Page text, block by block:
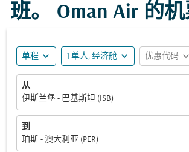
班。 Oman Air 的
单程 expand_more 1 单人, 经济舱 expand_more 优惠代码 expand_more
从
伊斯兰堡 - 巴基斯坦 (ISB)
到
珀斯 - 澳大利亚 (PER)